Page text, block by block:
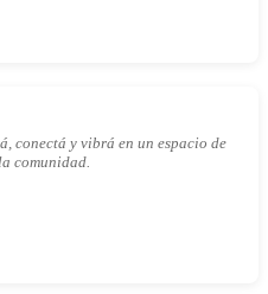
conectá y vibrá en un espacio de
comunidad.